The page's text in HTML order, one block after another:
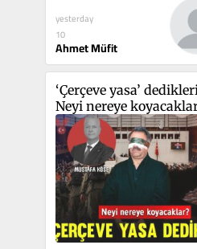
yesterday
10
Ahmet Müfit
‘Çerçeve yasa’
Neyi nereye